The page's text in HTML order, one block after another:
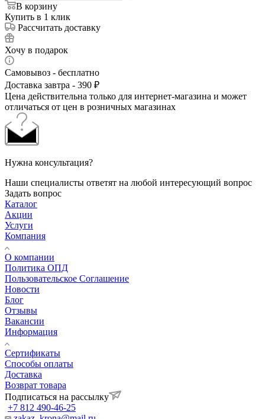
В корзину
Купить в 1 клик
Рассчитать доставку
Хочу в подарок
Самовывоз - бесплатно
Доставка завтра - 390 ₽
Цена действительна только для интернет-магазина и может
отличаться от цен в розничных магазинах
Нужна консультация?
Наши специалисты ответят на любой интересующий вопрос
Задать вопрос
Каталог
Акции
Услуги
Компания
О компании
Политика ОПД
Пользовательское Соглашение
Новости
Блог
Отзывы
Вакансии
Информация
Сертификаты
Способы оплаты
Доставка
Возврат товара
Подписаться на рассылку
+7 812 490-46-25